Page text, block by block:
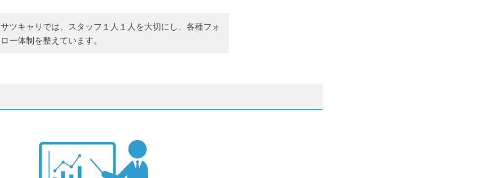
サツキャリでは、スタッフ１人１人を大切にし、各種フォ
ロー体制を整えています。